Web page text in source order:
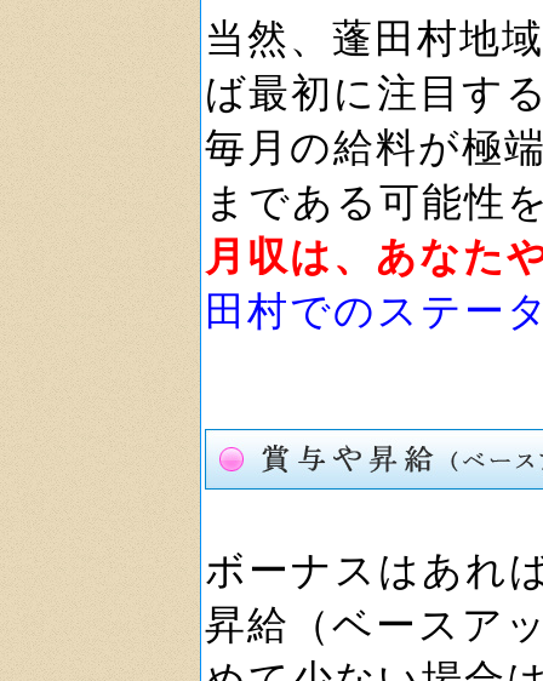
当然、蓬田村地
ば最初に注目す
毎月の給料が極
まである可能性
月収は、あなた
田村でのステー
ボーナスはあれ
昇給（ベースア